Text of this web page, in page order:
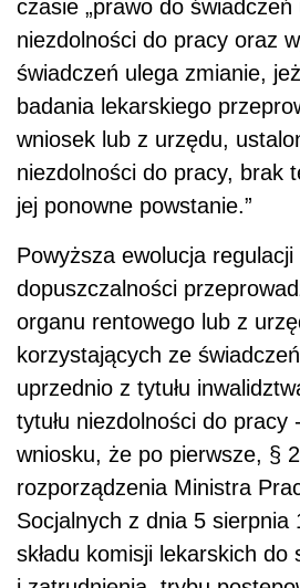
czasie „prawo do świadczeń
niezdolności do pracy oraz
świadczeń ulega zmianie,
badania lekarskiego
wniosek lub z urzędu,
niezdolności do pracy, brak
jej ponowne powstanie.”
Powyższa ewolucja
dopuszczalności
organu rentowego lub z
korzystających ze
uprzednio z tytułu
tytułu niezdolności do pracy
wniosku, że po pierwsze, §
rozporządzenia Ministra
Socjalnych z dnia 5 sierpnia
składu komisji lekarskich do